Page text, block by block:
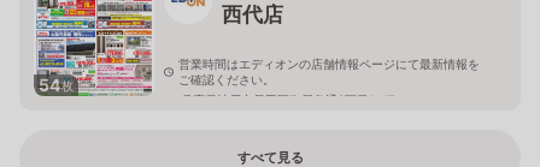
54枚
西代店
営業時間はエディオンの店舗情報ページにて最新情報を
ご確認ください。
兵庫県神戸市長田区御屋敷通3丁目1-47
すべて見る